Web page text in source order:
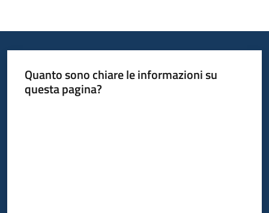
Quanto sono chiare le informazioni su
questa pagina?